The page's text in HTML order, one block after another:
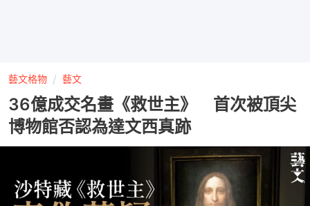
藝文格物 藝文
36億成交名畫《救世主》 首次被頂尖
博物館否認為達文西真跡